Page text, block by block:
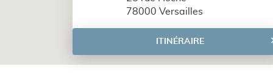
de
Cyrillus
78000 Versailles
ITINÉRAIRE
JUSQU'AU
POINT